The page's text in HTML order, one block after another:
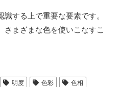
する上で重要な要素です。
まざまな色を使いこなすこ
明度 色彩 色相